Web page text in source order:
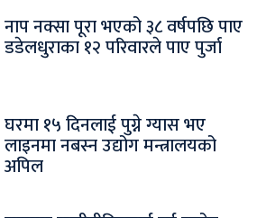
नाप नक्सा पूरा भएको ३८ वर्षपछि पाए
डडेलधुराका १२ परिवारले पाए पुर्जा
घरमा १५ दिनलाई पुग्ने ग्यास भए
लाइनमा नबस्न उद्योग मन्त्रालयको
अपिल